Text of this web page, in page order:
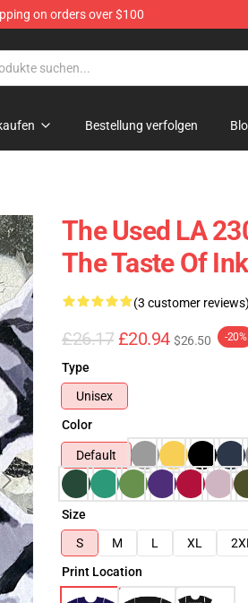
on orders over $100
Bestellung verfolgen
The Used LA
The Taste Of
(3 customer
£26.17 £20.94 $26.50 -20%
Type
Unisex
Color
Default
Size
S
M L XL
Print Location